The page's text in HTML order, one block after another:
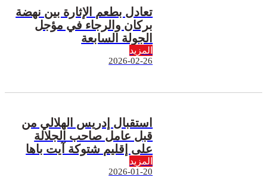
تعادل بطعم الإثارة بين نهضة
بركان والرجاء في مؤجل
الجولة السابعة
المزيد
2026-02-26
استقبال إدريس الهلالي من
قبل عامل صاحب الجلالة
على إقليم شتوكة آيت باها
المزيد
2026-01-20